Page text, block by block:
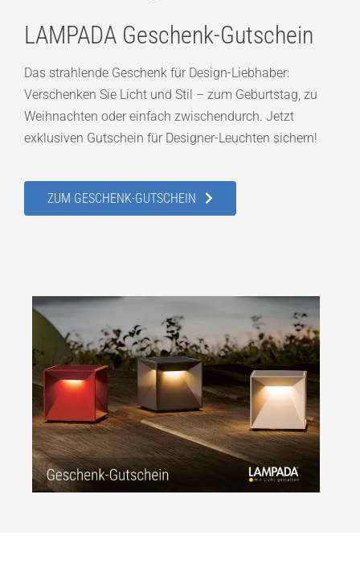
LAMPADA Geschenk-Gutschein
Das strahlende Geschenk für Design-Liebhaber:
Verschenken Sie Licht und Stil – zum Geburtstag, zu
Weihnachten oder einfach zwischendurch. Jetzt
exklusiven Gutschein für Designer-Leuchten sichern!
ZUM GESCHENK-GUTSCHEIN